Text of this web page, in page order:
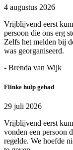
4 augustus 2026
Vrijblijvend eerst
persoon die ons erg
Zelfs het melden bij
was georganiseerd.
- Brenda van Wijk
Flinke hulp gehad
29 juli 2026
Vrijblijvend eerst
vonden een persoon
regelde. We hoefde